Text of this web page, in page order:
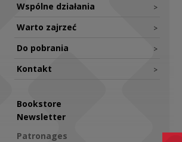
Wspólne działania >
Warto zajrzeć >
Do pobrania >
Kontakt >
Bookstore
Newsletter
Patronages